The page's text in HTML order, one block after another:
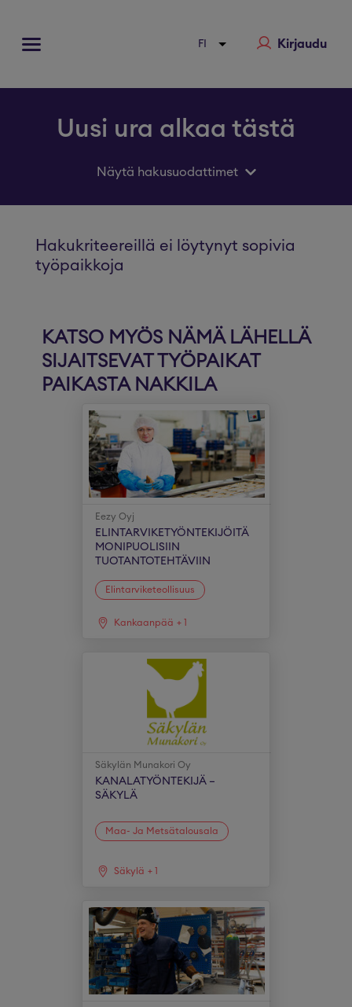
Kirjaudu
Uusi ura alkaa tästä
Näytä hakusuodattimet
Hakukriteereillä ei löytynyt sopivia
työpaikkoja
KATSO MYÖS NÄMÄ LÄHELLÄ
SIJAITSEVAT TYÖPAIKAT
PAIKASTA NAKKILA
Eezy Oyj
ELINTARVIKETYÖNTEKIJÖITÄ
MONIPUOLISIIN
TUOTANTOTEHTÄVIIN
Elintarviketeollisuus
Kankaanpää + 1
Säkylän Munakori Oy
KANALATYÖNTEKIJÄ –
SÄKYLÄ
Maa- Ja Metsätalousala
Säkylä + 1